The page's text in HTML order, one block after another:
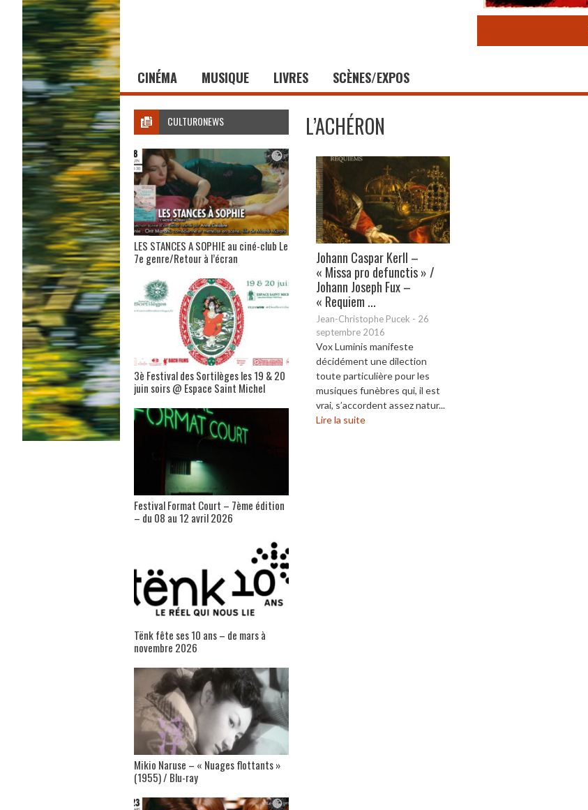
CINÉMA MUSIQUE LIVRES SCÈNES/EXPOS
L’ACHÉRON
Johann Caspar Kerll –
« Missa pro defunctis » /
Johann Joseph Fux –
« Requiem ...
Jean-Christophe Pucek - 26
septembre 2016
Vox Luminis manifeste
décidément une dilection
toute particulière pour les
musiques funèbres qui, il est
vrai, s’accordent assez natur...
Lire la suite
CULTURONEWS
LES STANCES A SOPHIE au ciné-club Le
7e genre/Retour à l’écran
3è Festival des Sortilèges les 19 & 20
juin soirs @ Espace Saint Michel
Festival Format Court – 7ème édition
– du 08 au 12 avril 2026
Tënk fête ses 10 ans – de mars à
novembre 2026
Mikio Naruse – « Nuages flottants »
(1955) / Blu-ray